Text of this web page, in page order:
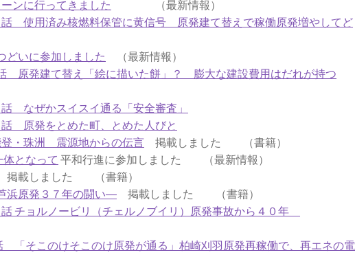
ンに行ってきました
（最新情報）
使用済み核燃料保管に黄信号 原発建て替えで稼働原発増やしてど
どいに参加しました
（最新情報）
原発建て替え「絵に描いた餅」？ 膨大な建設費用はだれが持つ
なぜかスイスイ通る「安全審査」
原発をとめた町、とめた人びと
・珠洲 震源地からの伝言 掲載しました （書籍）
となって 平和行進に参加しました （最新情報）
掲載しました （書籍）
原発３７年の闘い― 掲載しました （書籍）
チョルノービリ（チェルノブイリ）原発事故から４０年
そこのけそこのけ原発が通る」柏崎刈羽原発再稼働で、再エネの電